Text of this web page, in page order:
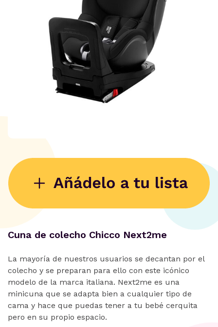
Cuna de colecho Chicco Next2me
La mayoría de nuestros usuarios se decantan por el
colecho y se preparan para ello con este icónico
modelo de la marca italiana. Next2me es una
minicuna que se adapta bien a cualquier tipo de
cama y hace que puedas tener a tu bebé cerquita
pero en su propio espacio.